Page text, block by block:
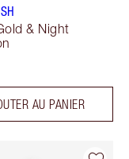
& Night
AU PANIER